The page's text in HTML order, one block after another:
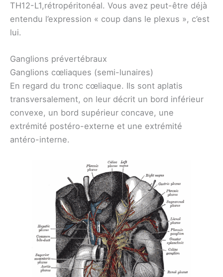
TH12-L1,rétropéritonéal. Vous avez peut-être déjà
entendu l’expression « coup dans le plexus », c’est
lui.
Ganglions prévertébraux
Ganglions cœliaques (semi-lunaires)
En regard du tronc cœliaque. Ils sont aplatis
transversalement, on leur décrit un bord inférieur
convexe, un bord supérieur concave, une
extrémité postéro-externe et une extrémité
antéro-interne.